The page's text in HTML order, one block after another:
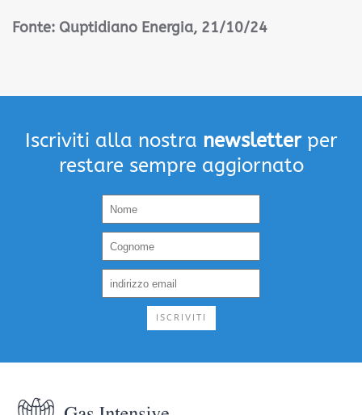
Fonte: Quptidiano Energia, 21/10/24
Iscriviti alla nostra newsletterper
restare sempre aggiornato
ISCRIVITI